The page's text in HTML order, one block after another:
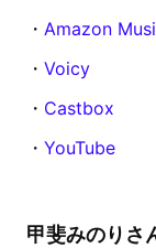
・ Amazon
・ Voicy
・ Castbox
・ YouTube
甲斐みのりさ